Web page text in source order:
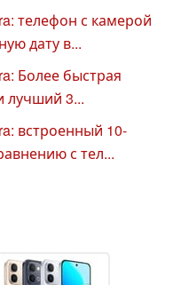
телефон с камерой
дату в...
Более быстрая
лучший 3...
встроенный 10-
с тел...